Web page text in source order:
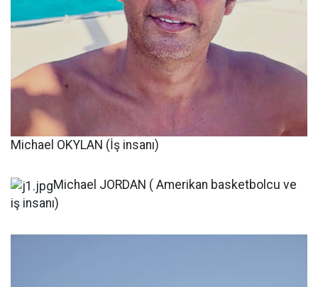
Michael OKYLAN (İş insanı)
Michael JORDAN ( Amerikan basketbolcu ve
iş insanı)